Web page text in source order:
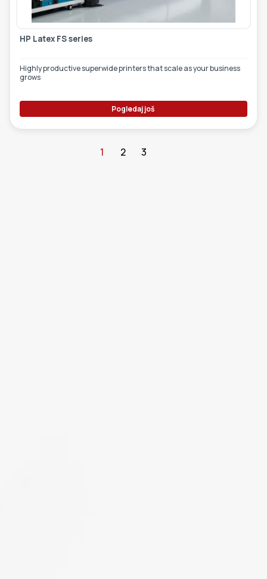
HP Latex FS series
Highly productive superwide printers that scale as your business
grows
Pogledaj još
1 2 3